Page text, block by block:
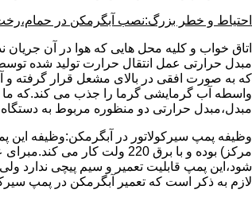
احتیاط و خطر بزرگ:نصب آبگرمکن در
اتاق خواب و کلیه محل هایی که هوا در آن
مبدل حرارتی عمل انتقال حرارت تولید شده
که به صورت افقی در بالای مشعل قرار گرفته
واسطه آب گرمایشی گرما را جذب می کند.که ما
مبدل،مبدل حرارتی دو منظوره مربوط به
وظیفه پمپ سیرکولاتور در آبگرمکن:وظیفه
مرکز) بوده و با برق 220
شود،این پمپ قابلیت تعمیر و سیم پیچی ندارد
لازم به ذکر است که تعمیر آبگرمکن در پمپ